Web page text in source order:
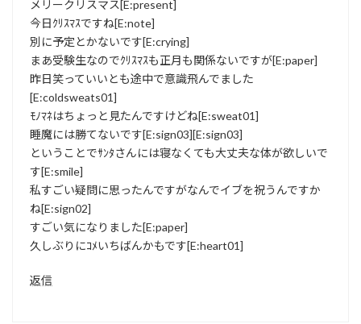
メリークリスマス[E:present]
今日ｸﾘｽﾏｽですね[E:note]
別に予定とかないです[E:crying]
まあ受験生なのでｸﾘｽﾏｽも正月も関係ないですが[E:paper]
昨日笑っていいとも途中で意識飛んでました
[E:coldsweats01]
ﾓﾉﾏﾈはちょっと見たんですけどね[E:sweat01]
睡魔には勝てないです[E:sign03][E:sign03]
ということでｻﾝﾀさんには寝なくても大丈夫な体が欲しいで
す[E:smile]
私すごい疑問に思ったんですがなんでイブを祝うんですか
ね[E:sign02]
すごい気になりました[E:paper]
久しぶりにｺﾒいちばんかもです[E:heart01]
返信